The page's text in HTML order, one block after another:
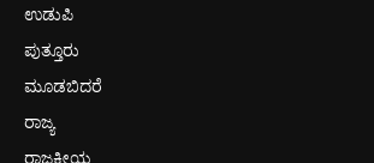
ಉಡುಪಿ
ಪುತ್ತೂರು
ಮೂಡಬಿದರೆ
ರಾಜ್ಯ
ರಾಜಕೀಯ